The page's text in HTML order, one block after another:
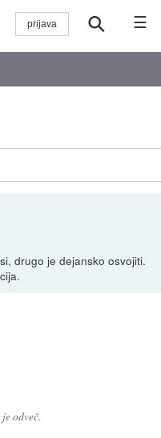
☰
drugo je dejansko osvojiti.
odveč.